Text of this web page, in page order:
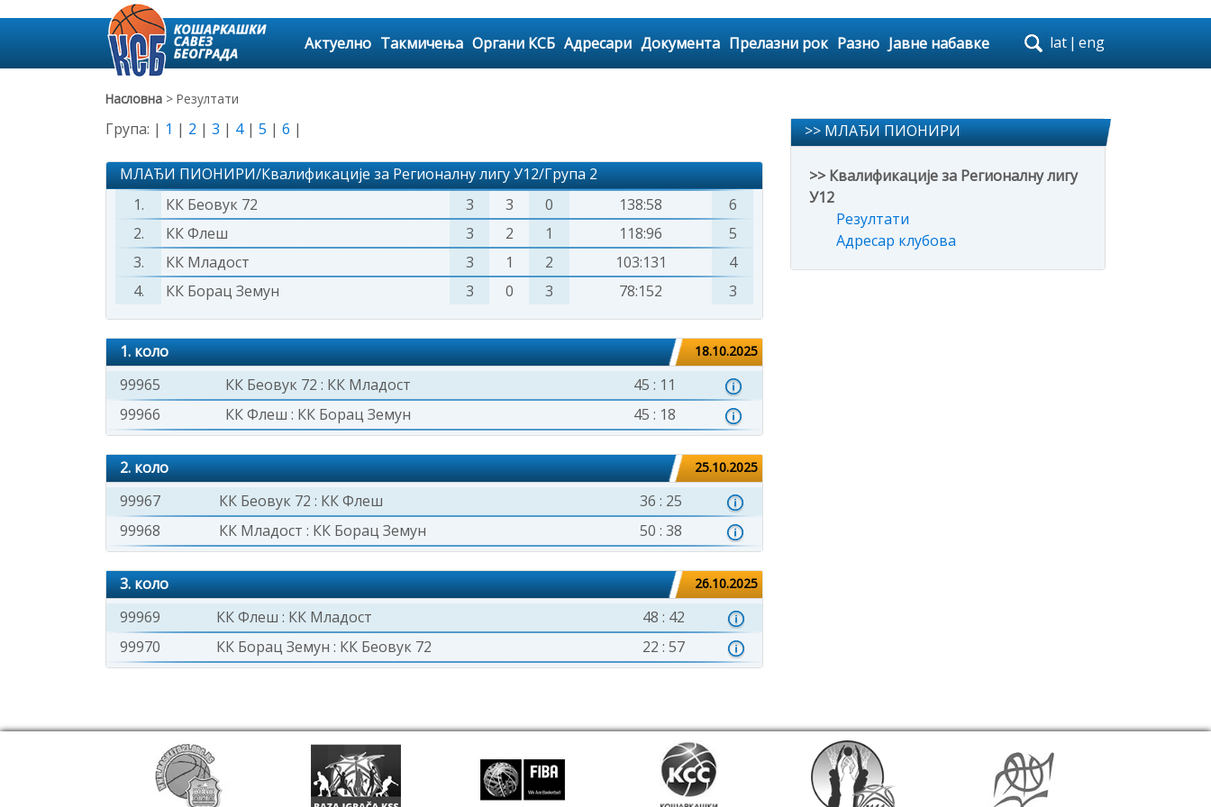
Актуелно Такмичења Органи КСБ Адресари Документа Прелазни рок Разно Јавне набавке lat | eng
Насловна > Резултати
Група: | 1 | 2 | 3 | 4| 5 | 6 |
МЛАЂИ ПИОНИРИ/Квалификације за Регионалну лигу У12/Група 2
1.
КК Беовук 72 3 3 0 138:58
6
2.
КК Флеш 3 2 1 118:96
5
3.
КК Младост 3 1 2 103:131
4
4.
КК Борац Земун 3 0 3 78:152 3
1. коло 18.10.2025
99965 КК Беовук 72 : КК Младост
45 : 11
99966
КК Флеш : КК Борац Земун 45 : 18
2. коло 25.10.2025
99967 КК Беовук 72 : КК Флеш
36 : 25
99968
КК Младост : КК Борац Земун 50 : 38
3. коло 26.10.2025
99969 КК Флеш : КК Младост
48 : 42
99970
КК Борац Земун : КК Беовук 72 22 : 57
>> МЛАЂИ ПИОНИРИ
>> Квалификације за Регионалну лигу
У12
Резултати
Адресар клубова